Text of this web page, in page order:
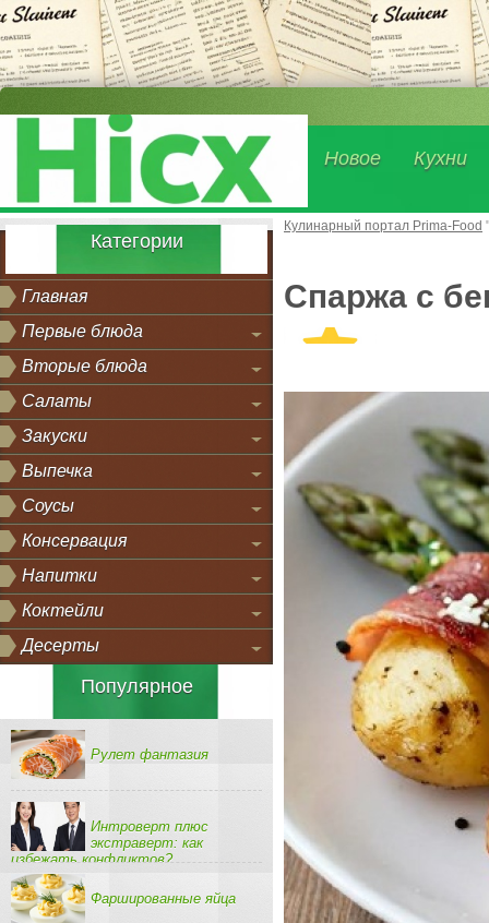
Новое Кухни
Категории
Главная
Первые блюда
Вторые блюда
Салаты
Закуски
Выпечка
Соусы
Консервация
Напитки
Коктейли
Десерты
Популярное
Рулет фантазия
Интроверт плюс
экстраверт: как
избежать конфликтов?
Фаршированные яйца
Кулинарный портал Prima-Food
Спаржа с